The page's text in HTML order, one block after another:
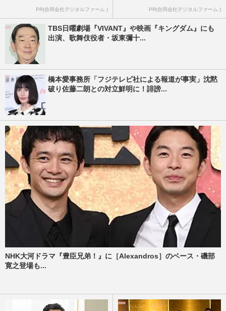
PR(合同会社デジタルファーム ) PR(合同会社デジタルファーム )
TBS日曜劇場『VIVANT』や映画『キングダム』にも
出演、歌舞伎役者・坂東彌十...
橋本愛事務所「フジテレビ社による報道が事実」沈黙
破り佐藤二朗との対立鮮明に！誹謗...
NHK大河ドラマ『豊臣兄弟！』に［Alexandros］のベース・磯部
寛之登場も...